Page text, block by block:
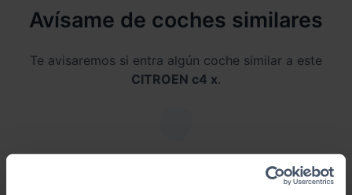
Avísame de coches similares
Te avisaremos si entra algún coche similar a este
CITROEN c4 x.